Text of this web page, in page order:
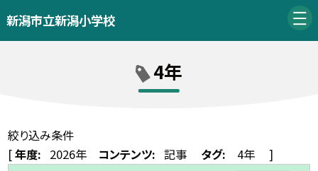
新潟市立新潟小学校
4年
絞り込み条件
[年度: 2026年 コンテンツ: 記事 タグ: 4年 ]